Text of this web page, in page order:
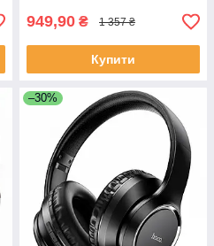
949,90 ₴ 1 357 ₴
Купити
–30%